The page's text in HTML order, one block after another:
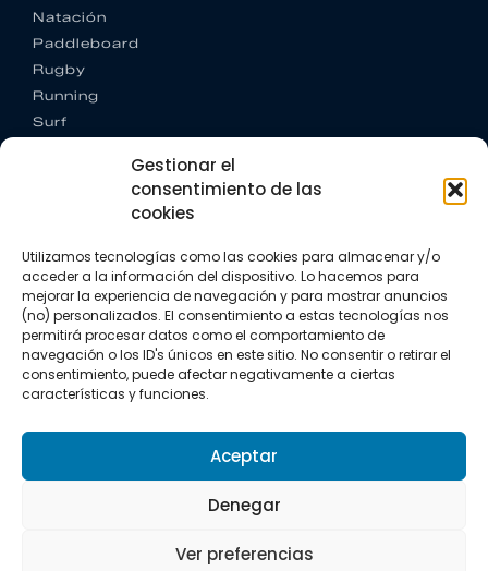
Gestionar el
consentimiento de las
cookies
Utilizamos tecnologías como las cookies para almacenar y/o
acceder a la información del dispositivo. Lo hacemos para
mejorar la experiencia de navegación y para mostrar anuncios
(no) personalizados. El consentimiento a estas tecnologías nos
permitirá procesar datos como el comportamiento de
navegación o los ID's únicos en este sitio. No consentir o retirar el
consentimiento, puede afectar negativamente a ciertas
características y funciones.
Aceptar
Denegar
Ver preferencias
Natación
Paddleboard
Rugby
Running
Surf
CONTACTO
+34 662 342 177
info@vkssport.com
SÍGUENOS
Política de privacidad
Política de cookies
Todos los derechos resevados.